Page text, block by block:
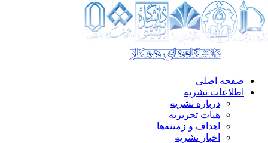
صفحه اصلی
اطلاعات نشریه
درباره نشریه
هیات تحریریه
اهداف و زمینه‌ها
اخبار نشریه